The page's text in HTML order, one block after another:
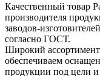
Качественный товар
производителя
заводов-
согласно ГОСТ.
Широкий ассортимент
обеспечиваем
продукции под цели и